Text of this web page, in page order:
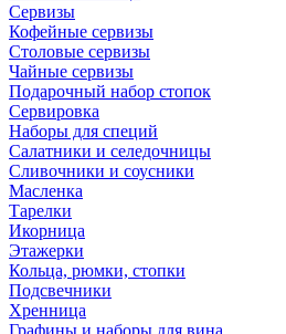
Сервизы
Кофейные сервизы
Столовые сервизы
Чайные сервизы
Подарочный набор стопок
Сервировка
Наборы для специй
Салатники и селедочницы
Сливочники и соусники
Масленка
Тарелки
Икорница
Этажерки
Кольца, рюмки, стопки
Подсвечники
Хренница
Графины и наборы для вина